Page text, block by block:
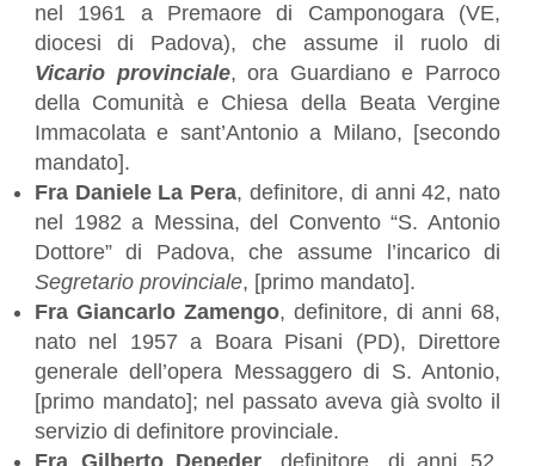
nel 1961 a Premaore di Camponogara (VE,
diocesi di Padova), che assume il ruolo di
Vicario provinciale, ora Guardiano e Parroco
della Comunità e Chiesa della Beata Vergine
Immacolata e sant’Antonio a Milano, [secondo
mandato].
Fra Daniele La Pera, definitore, di anni 42, nato
nel 1982 a Messina, del Convento “S. Antonio
Dottore” di Padova, che assume l’incarico di
Segretario provinciale, [primo mandato].
Fra Giancarlo Zamengo, definitore, di anni 68,
nato nel 1957 a Boara Pisani (PD), Direttore
generale dell’opera Messaggero di S. Antonio,
[primo mandato]; nel passato aveva già svolto il
servizio di definitore provinciale.